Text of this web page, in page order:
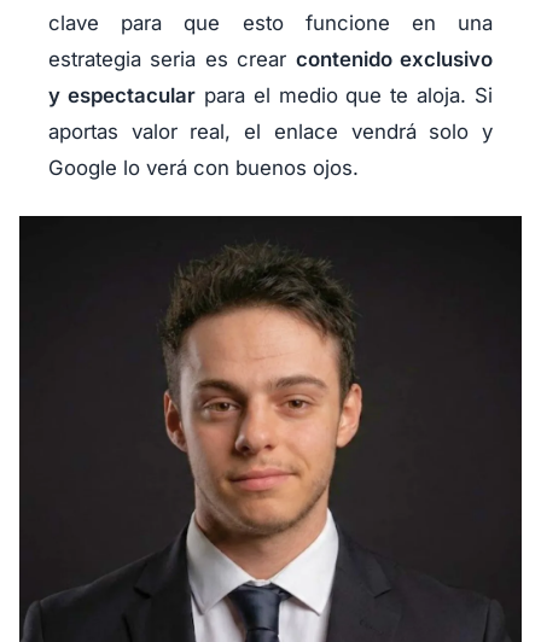
clave para que esto funcione en una
estrategia seria es crear contenido exclusivo
y espectacularpara el medio que te aloja. Si
aportas valor real, el enlace vendrá solo y
Google lo verá con buenos ojos.